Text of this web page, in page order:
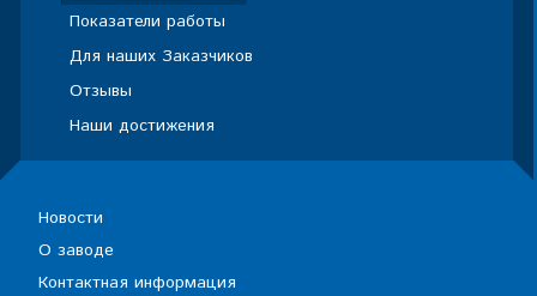
Показатели работы
Для наших Заказчиков
Отзывы
Наши достижения
Новости
О заводе
Контактная информация